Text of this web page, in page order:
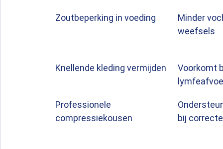
Zoutbeperking in voeding
Minder
weefsels
Knellende kleding vermijden
Voorkomt
Professionele
compressiekousen
bij